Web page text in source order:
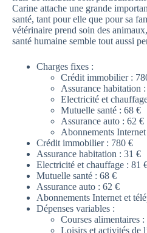
Carine attache une grande
santé, tant pour elle que pour sa
vétérinaire prend soin des
santé humaine semble tout aussi
Charges fixes :
Crédit immobilier :
Assurance habitation
Electricité et
Mutuelle santé : 68 €
Assurance auto : 62 €
Abonnements
Crédit immobilier : 780 €
Assurance habitation : 31 €
Electricité et chauffage : 81
Mutuelle santé : 68 €
Assurance auto : 62 €
Abonnements Internet et
Dépenses variables :
Courses alimentaires
Loisirs et activités de